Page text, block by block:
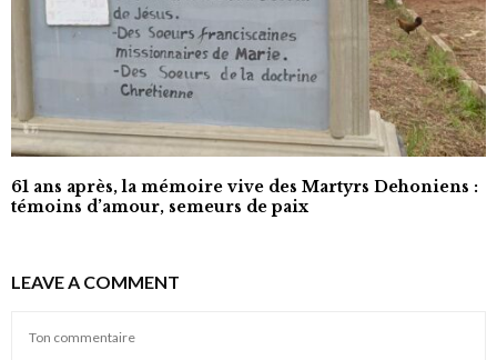
61 ans après, la mémoire vive des Martyrs Dehoniens :
témoins d’amour, semeurs de paix
LEAVE A COMMENT